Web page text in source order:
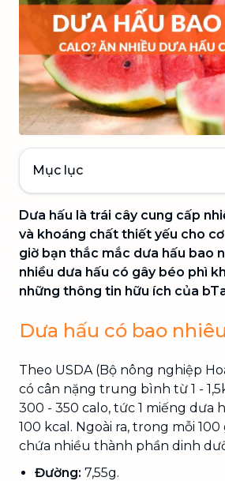
Mục lục
Dưa hấu là trái cây cung cấp
và khoáng chất thiết yếu cho
giờ bạn thắc mắc dưa hấu bao
nhiều dưa hấu có gây béo phì
những thông tin hữu ích của
Dưa hấu có bao
Theo USDA (Bộ nông nghiệp
có cân nặng trung bình từ 1 -
300 - 350 calo, tức 1 miếng dưa
100 kcal. Ngoài ra, trong mỗi
chứa nhiều thành phần dinh
Đường: 7,55g.